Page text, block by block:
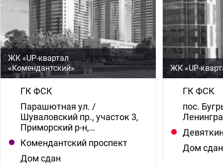
ЖК «UP-квартал
«Комендантский»
ГК ФСК
Парашютная ул. /
Шуваловский пр., участок 3,
Приморский р-н,…
Комендантский проспект
Дом сдан
ЖК «UP-
ГК ФСК
пос.
Дом сдан